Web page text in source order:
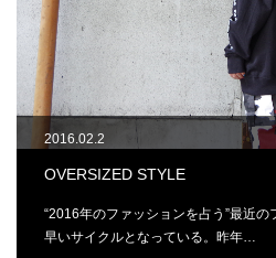
2016.02.2
OVERSIZED STYLE
“2016年のファッションを占う”最近の
早いサイクルとなっている。昨年…